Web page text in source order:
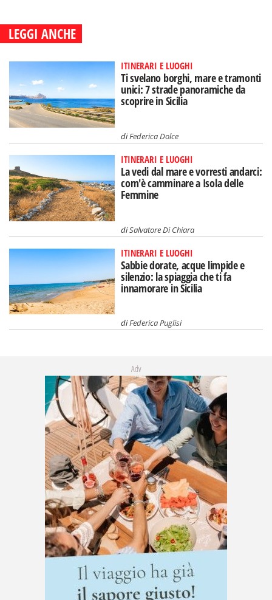
LEGGI ANCHE
ITINERARI E LUOGHI
Ti svelano borghi, mare e tramonti
unici: 7 strade panoramiche da
scoprire in Sicilia
diFederica Dolce
ITINERARI E LUOGHI
La vedi dal mare e vorresti andarci:
com'è camminare a Isola delle
Femmine
diSalvatore Di Chiara
ITINERARI E LUOGHI
Sabbie dorate, acque limpide e
silenzio: la spiaggia che ti fa
innamorare in Sicilia
diFederica Puglisi
Adv